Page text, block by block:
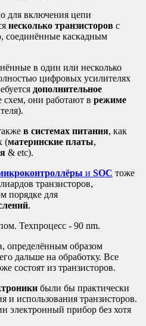
для включения цепи
несколько транзисторов с
соединённые каскадным
в один или несколько
цифровых усилителях
дополнительное
они работают в режиме
в системах питания, как
(материнские платы,
& etc).
и SOC тоже
транзисторов,
порядке для
.
определённым образом
дальше на обработку. Все
состоят из транзисторов.
были бы практически
и использования транзисторов.
электронный прибор без хотя